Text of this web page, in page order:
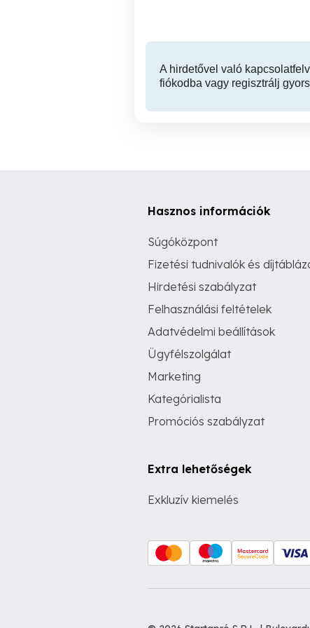
A hirdetővel való
fiókodba vagy regisztrálj
Hasznos információk
Súgóközpont
Fizetési tudnivalók és
Hirdetési szabályzat
Felhasználási feltételek
Adatvédelmi beállítások
Ügyfélszolgálat
Marketing
Kategórialista
Promóciós szabályzat
Extra lehetőségek
Exkluzív kiemelés